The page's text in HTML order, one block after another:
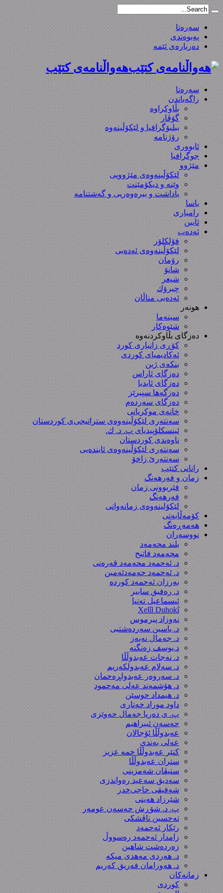
سەرەتا
پەیوەندی
دەربارەی ئێمە
هەواڵنامەی کتێب
سەرەتا
راگەیاندن
بڵاوکراوە
گۆڤار
ببلیۆگرافیا و لێکۆڵینەوە
رۆژنامە
ئابووری
جوگرافیا
مێژوو
لێکۆڵینەوەی مێژوویی
وێنە و دیکۆمێنت
یاداشت و بیره‌وه‌ریی و گەشتنامە
یاسا
رامیاری
ئایین
ئەدەب
فۆلکلۆر
لێکۆڵینەوەی ئەدەبی
رۆمان
شانۆ
شیعر
چیرۆك
ئەدەبی مناڵان
هونەر
سینەما
شێوەکار
دەزگای بڵاوکردنەوە
کۆڕی زانیاری کورد
ئەکادیمیای کوردی
بنکەی ژین
دەزگای ئاراس
دەزگای ئایدیا
دەزگەها سپیرێز
دەزگای سەردەم
خانەی موکریانی
سەنتەری لێكۆڵینەوەی ستراتیجی‌ی كوردستان
ئینسکلۆپیدیای پ. د. ك.
ناوەندی کوردستان
سەنتەری لێکۆڵینەوەى ئایندەیی
سەنتەرێ زاخۆ
رانانی کتێب
زمان و فەرهەنگ
فێربوونی زمان
فەرهەنگ
لێکۆلینەوەی زمانەوانی
کۆمەڵایەتی
هەمەڕەنگ
نووسەران
بلند محەمەد
محەمەد فاتیح
د. ئەحمەد محەمەد قەرەنی
د. ئەحمەد حەمەدئەمین
بەرزان ئەحمەد کورده
د. رەفیق سابیر
ئیسماعیل تەنیا
Xelîl Duhokî
نەوزاد پیرموس
د. یاسین سەردەشتیی
د. جەمال نەبەز
د.یوسف زه‌نگنه‌
د. نەجات عەبدوڵڵا
د. سەلام عەبدولكەریم
د. سەروەر عەبدولڕەحمان
د. هۆشمەند عەلی مەحمود
د. هیمداد حوسێن
داود موراد خەتاری
پ. ی دەریا جەمال حەوێزی
حەسەن ئیبراهیم
عەبدوڵڵا ئۆجالان
عەلی بەندی
کنێر عەبدوڵڵا حمە عزیز
ستران عەبدوڵڵا
ستیڤان شەمزینی
سەدیق سەعید رەواندزی
شه‌فیقی حاجی‌خدر
شێرزاد هەینی
پ. د. شۆڕش حەسەن عومەر
تەحسین ناڤشکی
رێکار ئەحمەد
زامدار ئەحمەد رەسووڵ
زه‌رده‌شت شاهین
د. هەردی مەهدی میکە
د. هەورامان فەریق كەریم
زمانەکان
کوردی